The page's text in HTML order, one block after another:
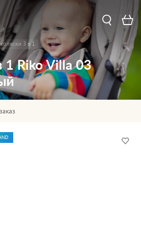
3 в 1
1 Riko Villa 03